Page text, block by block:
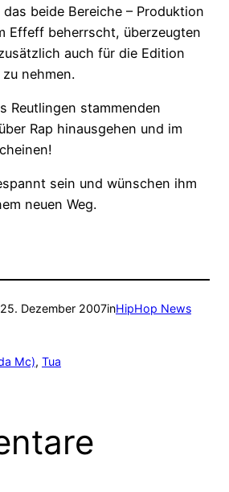
beide Bereiche – Produktion
Effeff beherrscht, überzeugten
auch für die Edition
nehmen.
Reutlingen stammenden
Rap hinausgehen und im
sein und wünschen ihm
neuen Weg.
25. Dezember 2007inHipHop News
Mc), Tua